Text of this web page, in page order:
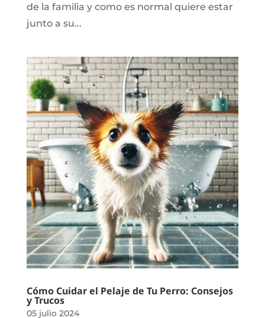
de la familia y como es normal quiere estar
junto a su...
Cómo Cuidar el Pelaje de Tu Perro: Consejos
y Trucos
05 julio 2024